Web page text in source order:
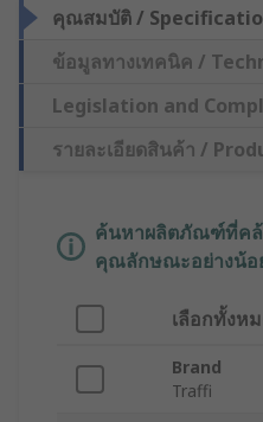
คุณสมบัติ /
ข้อมูลทางเทคนิค /
Legislation and
รายละเอียดสินค้า /
ค้นหาผลิตภัณฑ์ที่คล้
คุณลักษณะอย่างน้อ
เลือกทั้งห
Brand
Traffi